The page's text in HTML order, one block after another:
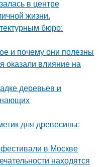
в центре
жизни.
бюро:
и почему они полезны
оказали влияние на
деревьев и
для древесины:
в Москве
находятся